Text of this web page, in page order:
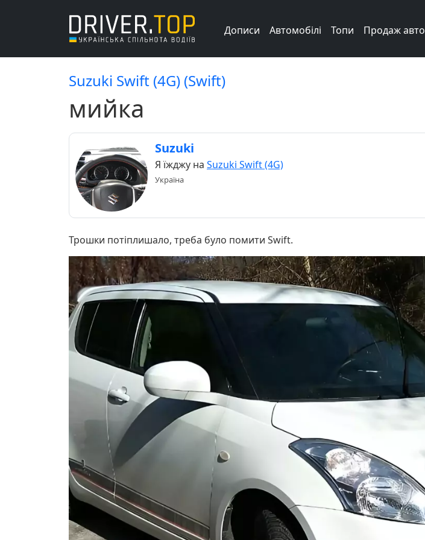
Дописи Автомобілі Топи Продаж авто
Suzuki Swift (4G) (Swift)
мийка
Suzuki
Я їжджу на Suzuki Swift (4G)
Україна
Трошки потіплишало, треба було помити Swift.